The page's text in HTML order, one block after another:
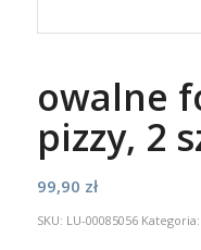
owalne
pizzy, 2
99,90 zł
SKU: LU-00085056 Kategoria: